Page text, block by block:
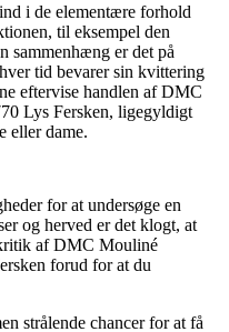
i de elementære forhold
til eksempel den
sammenhæng er det på
tid bevarer sin kvittering
eftervise handlen af DMC
Lys Fersken, ligegyldigt
eller dame.
for at undersøge en
og herved er det klogt, at
af DMC Mouliné
forud for at du
strålende chancer for at få